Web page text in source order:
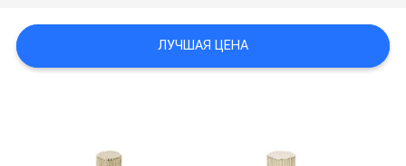
PRIVACY
POLICY
ЛУЧШАЯ ЦЕНА